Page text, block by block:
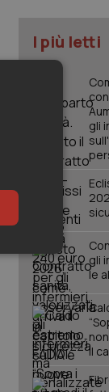
I più letti
gli
gli
le
il